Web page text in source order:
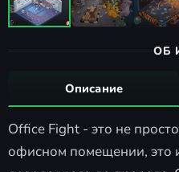
ОБ
Описание
Office Fight - это не
офисном помещении, это